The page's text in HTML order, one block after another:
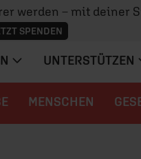
werden – mit deiner
SPENDEN
UNTERSTÜTZEN
MENSCHEN